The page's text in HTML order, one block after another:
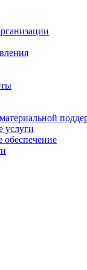
услуги
обеспечение